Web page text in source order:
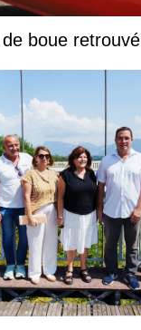
boue retrouvé